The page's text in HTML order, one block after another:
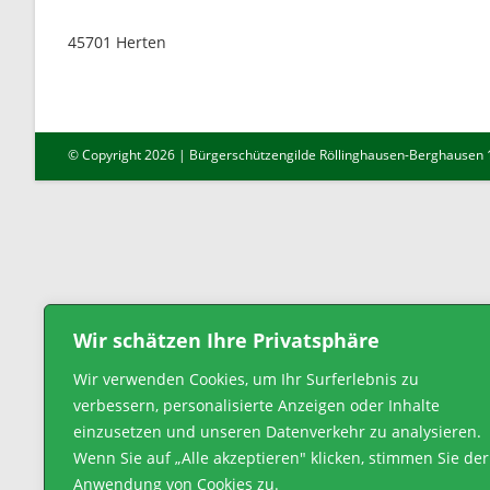
Wir schätzen Ihre Privatsphäre
Wir verwenden Cookies, um Ihr Surferlebnis zu
verbessern, personalisierte Anzeigen oder Inhalte
einzusetzen und unseren Datenverkehr zu analysieren.
Wenn Sie auf „Alle akzeptieren" klicken, stimmen Sie der
Anwendung von Cookies zu.
45701 Herten
© Copyright 2026 | Bürgerschützengilde Röllinghausen-Berghausen